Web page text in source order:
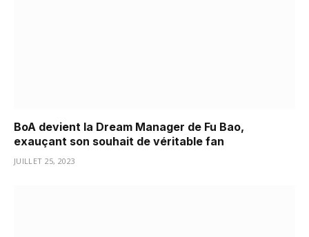
BoA devient la Dream Manager de Fu Bao,
exauçant son souhait de véritable fan
JUILLET 25, 2023